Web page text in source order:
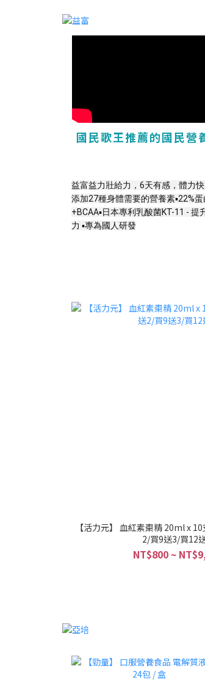
國民歌王推薦的國民營
益富益力壯給力，6天有感，體力快
添加27種身體需要的營養素▪️22%
+BCAA▪️日本專利乳酸菌KT-11 - 提
力 ▪️專為國人研發
【活力元】 血紅素棗精 20ml x
2/買9送3/買12
NT$800 ~